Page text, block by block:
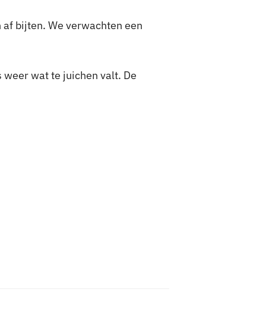
bijten. We verwachten een
weer wat te juichen valt. De